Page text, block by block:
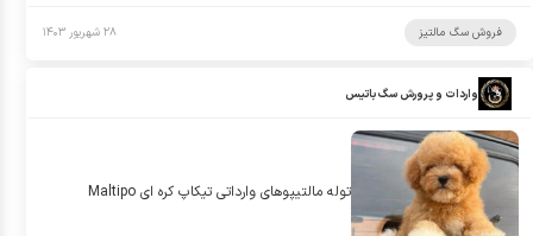
فروش سگ مالتیز ۲۸ شهریور ۱۴۰۳
واردات و پرورش سگ باتیس
توله مالتيپوهاى وارداتى تيكاپ كره اى Maltipo